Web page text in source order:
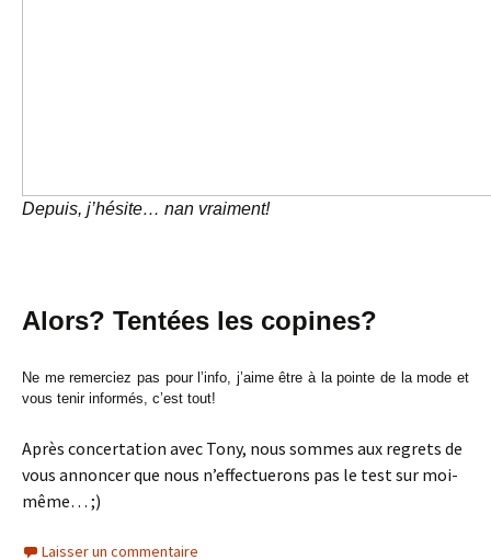
Depuis, j’hésite… nan vraiment!
Alors? Tentées les copines?
Ne me remerciez pas pour l’info, j’aime être à la pointe de la mode et
vous tenir informés, c’est tout!
Après concertation avec Tony, nous sommes aux regrets de
vous annoncer que nous n’effectuerons pas le test sur moi-
même… ;)
Laisser un commentaire